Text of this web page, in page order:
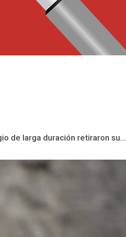
de larga duración retiraron su...